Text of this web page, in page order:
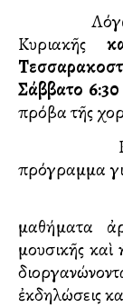
Λόγῳ τῶν
Κυριακῆς
Σάββατο
πρόβα τῆς
πρόγραμμα
μαθήματα
μουσικῆς
ἐκδηλώσεις